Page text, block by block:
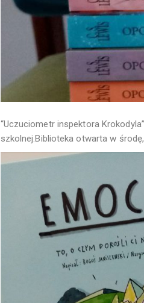
“Uczuciometr inspektora
szkolnej.Biblioteka otwarta w